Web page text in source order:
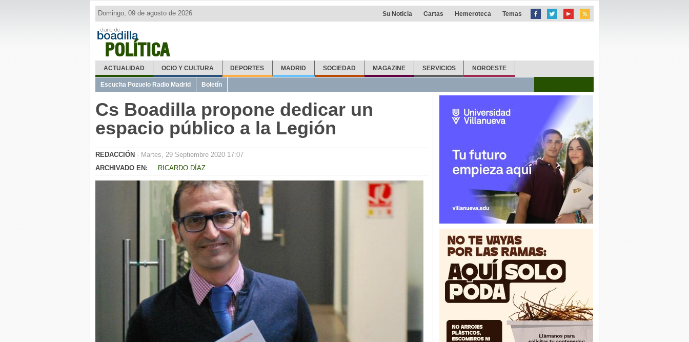
POLÍTICA
Domingo, 09 de agosto de 2026 Su Noticia Cartas Hemeroteca Temas
ACTUALIDAD OCIO Y CULTURA DEPORTES MADRID SOCIEDAD MAGAZINE SERVICIOS NOROESTE
Escucha Pozuelo Radio Madrid Boletín
Cs Boadilla propone dedicar un
espacio público a la Legión
REDACCIÓN - Martes, 29 Septiembre 2020 17:07
ARCHIVADO EN:
RICARDO DÍAZ